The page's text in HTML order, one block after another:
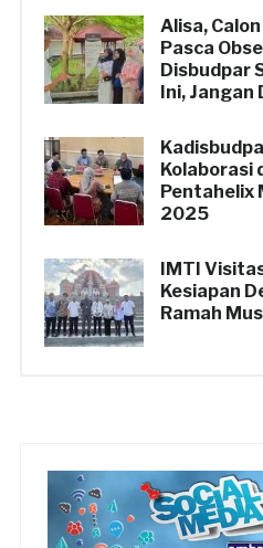
Alisa,
Pasca
Disbudpar
Ini, Jangan
Kolaborasi
Pentahelix
2025
IMTI
Kesiapan
Ramah